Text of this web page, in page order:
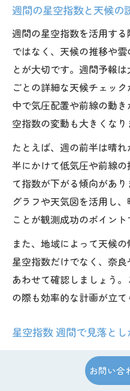
週間の星空指数と天候の
週間の星空指数を活用す
ではなく、天候の推移や
とが大切です。週間予報
ごとの詳細な天候チェッ
中で気圧配置や前線の動
空指数の変動も大きくなり
たとえば、週の前半は晴
半にかけて低気圧や前線
て指数が下がる傾向があ
グラフや天気図を活用し
ことが観測成功のポイント
また、地域によって天候
星空指数だけでなく、奈
あわせて確認しましょう
の際も効率的な計画が立て
星空指数 週間で見落と
週間の星空指数を参考に
点があります。まず、指
お問い合